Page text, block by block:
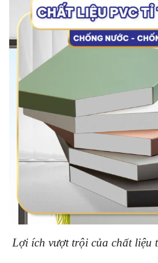
Lợi ích vượt trội của chất liệu